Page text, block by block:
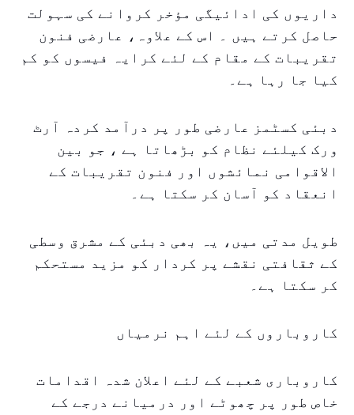
داریوں کی ادائیگی مؤخر کروانے کی سہولت
حاصل کرتے ہیں ۔ اس کے علاوہ، عارضی فنون
تقریبات کے مقام کے لئے کرایہ فیسوں کو کم
کیا جا رہا ہے۔
دبئی کسٹمز عارضی طور پر درآمد کردہ آرٹ
ورک کیلئے نظام کو بڑھاتا ہے ، جو بین
الاقوامی نمائشوں اور فنون تقریبات کے
انعقاد کو آسان کر سکتا ہے۔
طویل مدتی میں، یہ بھی دبئی کے مشرق وسطی
کے ثقافتی نقشے پر کردار کو مزید مستحکم
کر سکتا ہے۔
کاروباروں کے لئے اہم نرمیاں
کاروباری شعبے کے لئے اعلان شدہ اقدامات
خاص طور پر چھوٹے اور درمیانے درجے کے